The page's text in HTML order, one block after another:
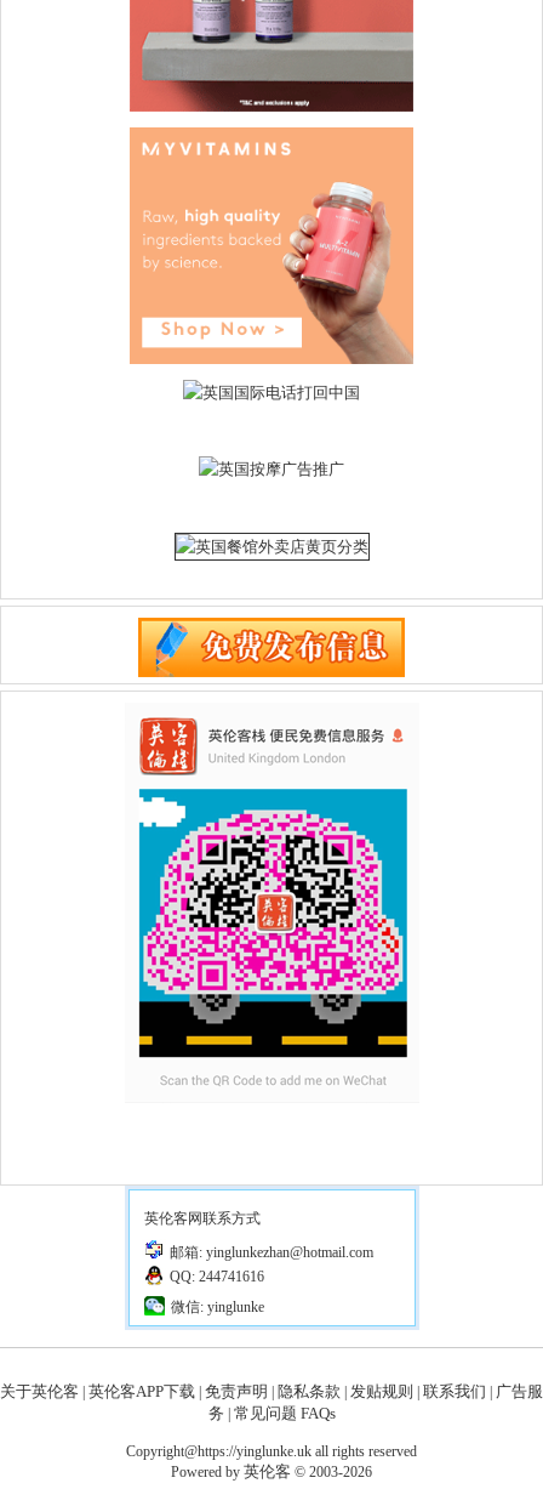
英伦客网联系方式
邮箱: yinglunkezhan@hotmail.com
QQ: 244741616
微信: yinglunke
关于英伦客 英伦客APP下载 免责声明 隐私条款 发贴规则 联系我们
广告服
务 常见问题 FAQs
Copyright@https://yinglunke.uk all rights reserved
Powered by 英伦客 © 2003-2026